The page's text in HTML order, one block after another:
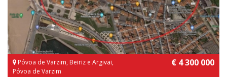
Póvoa de Varzim, Beiriz e Argivai,
Póvoa de Varzim
€ 4 300 000